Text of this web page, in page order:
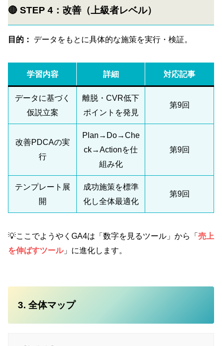
🔴 STEP 4：改善（上級者レベル）
目的： データをもとに具体的な施策を実行・検証。
学習内容 詳細 対応記事
データに基づく
仮説立案
離脱・CVR低下
ポイントを発見
第9回
改善PDCAの実
行
Plan→Do→Che
ck→Actionを仕
組み化
第9回
テンプレート展
開
成功施策を標準
化し全体最適化
第9回
💡ここでようやくGA4は「数字を見るツール」から「 売上
を伸ばすツール」に進化します。
3. 全体マップ